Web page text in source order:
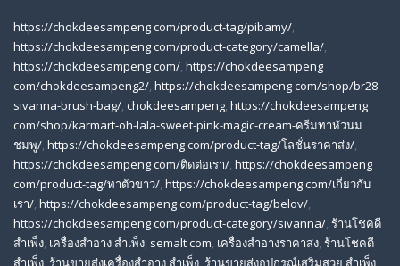
https://chokdeesampeng com/product-tag/pibamy/,
https://chokdeesampeng com/product-category/camella/,
https://chokdeesampeng com/, https://chokdeesampeng
com/chokdeesampeng2/, https://chokdeesampeng com/shop/br28-
sivanna-brush-bag/, chokdeesampeng, https://chokdeesampeng
com/shop/karmart-oh-lala-sweet-pink-magic-cream-ครีมทาหัวนม
ชมพู/, https://chokdeesampeng com/product-tag/โลชั่นราคาส่ง/,
https://chokdeesampeng com/ติดต่อเรา/, https://chokdeesampeng
com/product-tag/ทาตัวขาว/, https://chokdeesampeng com/เกี่ยวกับ
เรา/, https://chokdeesampeng com/product-tag/belov/,
https://chokdeesampeng com/product-category/sivanna/, ร้านโชคดี
สําเพ็ง, เครื่องสำอาง สำเพ็ง, semalt com, เครื่องสำอางราคาส่ง, ร้านโชคดี
สำเพ็ง, ร้านขายส่งเครื่องสําอาง สําเพ็ง, ร้านขายส่งอุปกรณ์เสริมสวย สําเพ็ง,